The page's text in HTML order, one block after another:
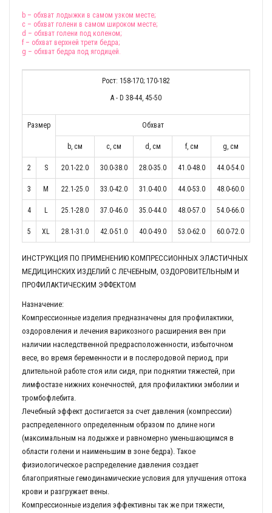
b – обхват лодыжки в самом узком месте;
c – обхват голени в самом широком месте;
d – обхват голени под коленом;
f – обхват верхней трети бедра;
g – обхват бедра под ягодицей.
Рост: 158-170; 170-182
A - D 38-44, 45-50
Размер Обхват
b, cм c, cм d, cм f, cм g, cм
2 S 20.1-22.0 30.0-38.0 28.0-35.0 41.0-48.0 44.0-54.0
3 M 22.1-25.0 33.0-42.0 31.0-40.0 44.0-53.0 48.0-60.0
4 L 25.1-28.0 37.0-46.0 35.0-44.0 48.0-57.0 54.0-66.0
5 XL 28.1-31.0 42.0-51.0 40.0-49.0 53.0-62.0 60.0-72.0
ИНСТРУКЦИЯ ПО ПРИМЕНЕНИЮ КОМПРЕССИОННЫХ ЭЛАСТИЧНЫХ
МЕДИЦИНСКИХ ИЗДЕЛИЙ С ЛЕЧЕБНЫМ, ОЗДОРОВИТЕЛЬНЫМ И
ПРОФИЛАКТИЧЕСКИМ ЭФФЕКТОМ
Назначение:
Компрессионные изделия предназначены для профилактики,
оздоровления и лечения варикозного расширения вен при
наличии наследственной предрасположенности, избыточном
весе, во время беременности и в послеродовой период, при
длительной работе стоя или сидя, при поднятии тяжестей, при
лимфостазе нижних конечностей, для профилактики эмболии и
тромбофлебита.
Лечебный эффект достигается за счет давления (компрессии)
распределенного определенным образом по длине ноги
(максимальным на лодыжке и равномерно уменьшающимся в
области голени и наименьшим в зоне бедра). Такое
физиологическое распределение давления создает
благоприятные гемодинамические условия для улучшения оттока
крови и разгружает вены.
Компрессионные изделия эффективны так же при тяжести,